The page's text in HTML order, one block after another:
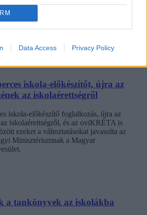
Data Access Privacy Policy
mikor megtudták, hogy levelező
egyből húzni kezdték a szájukat” –
az Eduline-nak egy egyetemista. Példája
több levelezős hallgató számolt be
iskola-előkészítőt, újra az
az iskolaérettségről
iskola-előkészítő foglalkozás, újra az
iskolaérettségről, és az oviKRÉTA is
ezeket a változtatásokat javasolta az
Minisztériumnak a Magyar
a tankönyvek az iskolákba